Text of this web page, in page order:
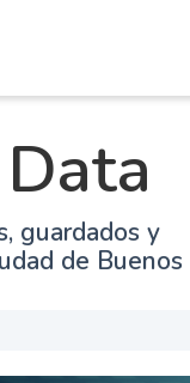
guardados y
de Buenos